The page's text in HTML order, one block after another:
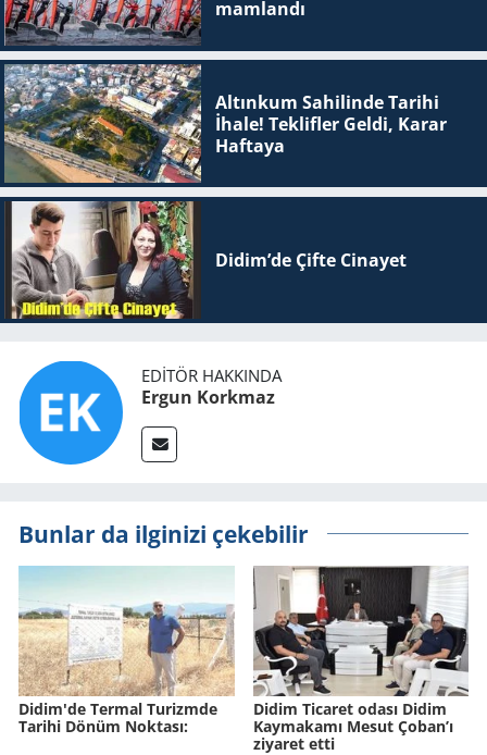
mam­lan­dı
Altınkum Sahilinde Tarihi
İhale! Teklifler Geldi, Karar
Haftaya
Didim’de Çifte Ci­na­yet
EDITÖR HAKKINDA
Ergun Korkmaz
Bunlar da ilginizi çekebilir
Didim'de Ter­mal Tu­rizm­de
Ta­ri­hi Dönüm Nok­ta­sı:
Didim Ticaret odası Didim
Kaymakamı Mesut Çoban’ı
ziyaret etti